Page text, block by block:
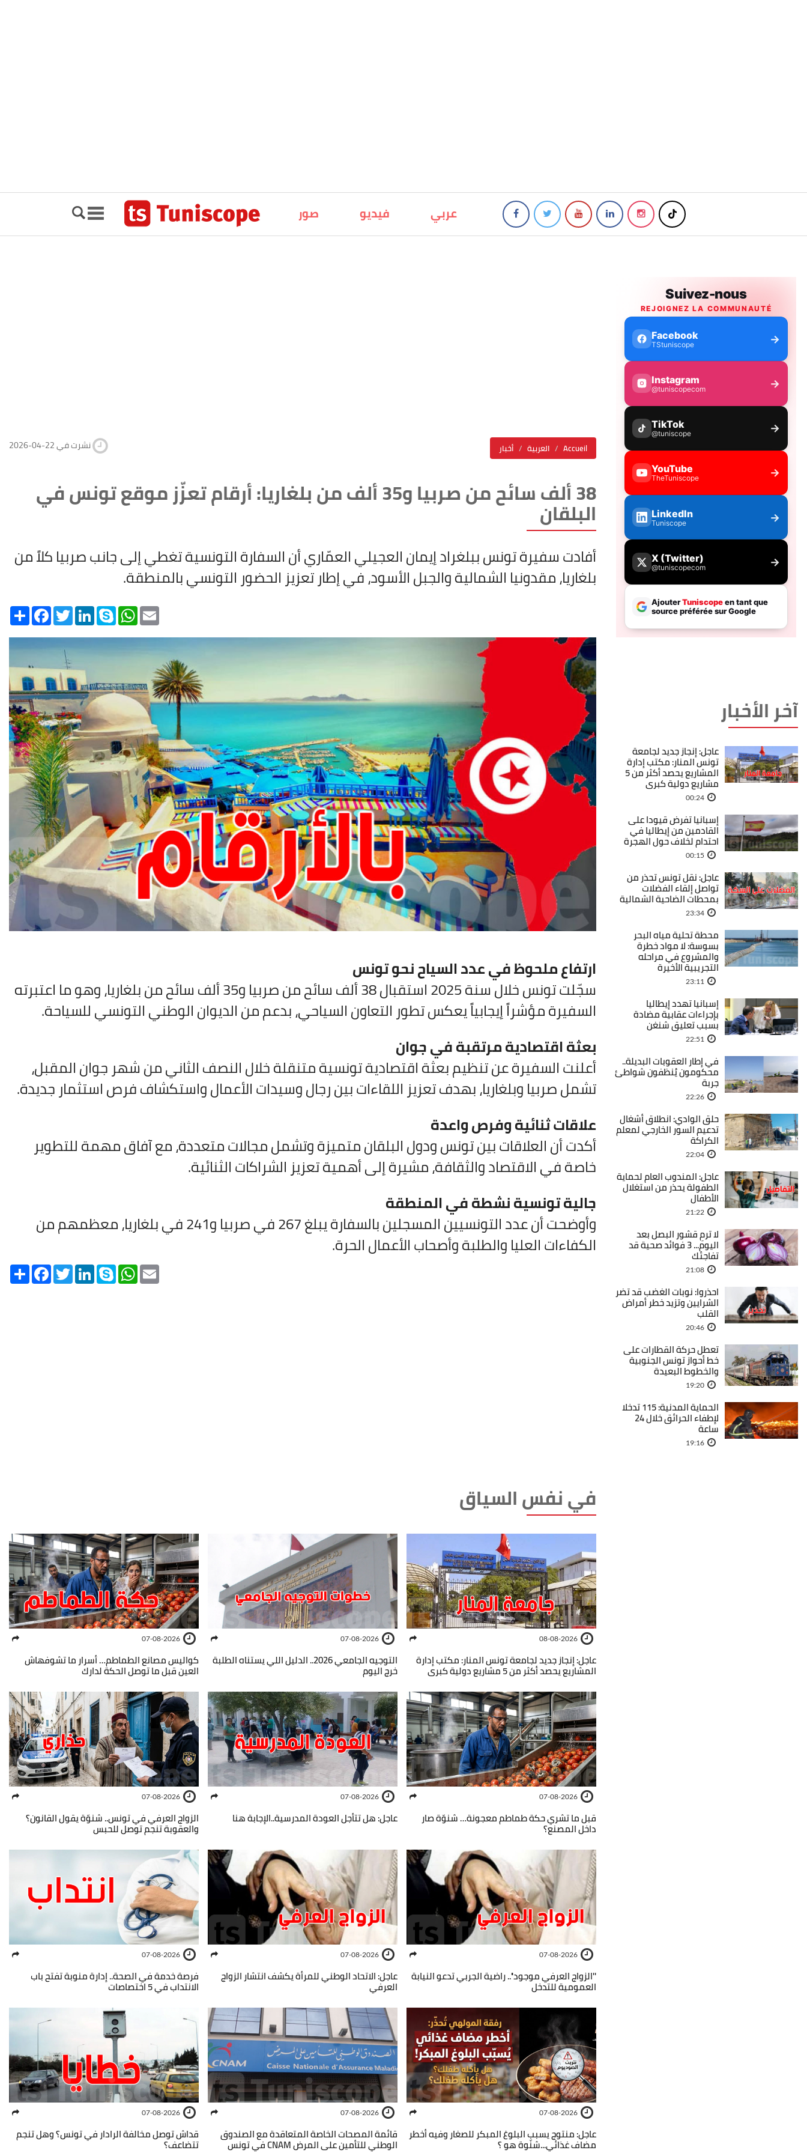
صور فيديو عربي
أخبار العربية Accueil 2026-04-22 نشرت في
38 ألف سائح من صربيا و35 ألف من بلغاريا: أرقام تعزّز موقع تونس في
البلقان
أفادت سفيرة تونس ببلغراد إيمان العجيلي العمّاري أن السفارة التونسية تغطي إلى جانب صربيا كلاً من
بلغاريا، مقدونيا الشمالية والجبل الأسود، في إطار تعزيز الحضور التونسي بالمنطقة.
Share
FacebookTwitterLinkedInSkype
WhatsAppEmail
ارتفاع ملحوظ في عدد السياح نحو تونس
سجّلت تونس خلال سنة 2025 استقبال 38 ألف سائح من صربيا و35 ألف سائح من بلغاريا، وهو ما اعتبرته
السفيرة مؤشراً إيجابياً يعكس تطور التعاون السياحي، بدعم من الديوان الوطني التونسي للسياحة.
بعثة اقتصادية مرتقبة في جوان
أعلنت السفيرة عن تنظيم بعثة اقتصادية تونسية متنقلة خلال النصف الثاني من شهر جوان المقبل،
تشمل صربيا وبلغاريا، بهدف تعزيز اللقاءات بين رجال وسيدات الأعمال واستكشاف فرص استثمار جديدة.
علاقات ثنائية وفرص واعدة
أكدت أن العلاقات بين تونس ودول البلقان متميزة وتشمل مجالات متعددة، مع آفاق مهمة للتطوير
خاصة في الاقتصاد والثقافة، مشيرة إلى أهمية تعزيز الشراكات الثنائية.
جالية تونسية نشطة في المنطقة
وأوضحت أن عدد التونسيين المسجلين بالسفارة يبلغ 267 في صربيا و241 في بلغاريا، معظمهم من
الكفاءات العليا والطلبة وأصحاب الأعمال الحرة.
Share FacebookTwitterLinkedInSkype WhatsApp
في نفس السياق
08-08-2026
عاجل: إنجاز جديد لجامعة تونس المنار: مكتب إدارة
المشاريع يحصد أكثر من 5 مشاريع دولية كبرى
07-08-2026
التوجيه الجامعي 2026.. الدليل اللي يستناه الطلبة
خرج اليوم
07-08-2026
كواليس مصانع الطماطم… أسرار ما تشوفهاش
العين قبل ما توصل الحكة لدارك
07-08-2026
قبل ما تشري حكة طماطم معجونة… شنوّة صار
داخل المصنع؟
07-08-2026
عاجل: هل تتأجل العودة المدرسية..الإجابة هنا
07-08-2026
الزواج العرفي في تونس.. شنوّة يقول القانون؟
والعقوبة تنجم توصل للحبس
07-08-2026
''الزواج العرفي موجود''.. راضية الجربي تدعو النيابة
العمومية للتدخل
07-08-2026
عاجل: الاتحاد الوطني للمرأة يكشف انتشار الزواج
العرفي
07-08-2026
فرصة خدمة في الصحة.. إدارة منوبة تفتح باب
الانتداب في 5 اختصاصات
07-08-2026
عاجل: منتوج يسبب البلوغ المبكر للصغار وفيه أخطر
مضاف غذائي...شنّوة هو ؟
07-08-2026
قائمة المصحات الخاصة المتعاقدة مع الصندوق
الوطني للتأمين على المرض CNAM في تونس
07-08-2026
قداش توصل مخالفة الرادار في تونس؟ وهل تنجم
تتضاعف؟
آخر الأخبار
عاجل: إنجاز جديد لجامعة
تونس المنار: مكتب إدارة
المشاريع يحصد أكثر من 5
مشاريع دولية كبرى
00:24
إسبانيا تفرض قيودا على
القادمين من إيطاليا في
احتدام لخلاف حول الهجرة
00:15
عاجل: نقل تونس تحذر من
تواصل إلقاء الفضلات
بمحطات الضاحية الشمالية
23:34
محطة تحلية مياه البحر
بسوسة: لا مواد خطرة
والمشروع في مراحله
التجريبية الأخيرة
23:11
إسبانيا تهدد إيطاليا
بإجراءات عقابية مضادة
بسبب تعليق شنغن
22:51
في إطار العقوبات البديلة..
محكومون يُنظفون شواطئ
جربة
22:26
حلق الوادي: انطلاق أشغال
تدعيم السور الخارجي لمعلم
الكراكة
22:04
عاجل: المندوب العام لحماية
الطفولة يحذر من استغلال
الأطفال
21:22
لا ترمِ قشور البصل بعد
اليوم... 3 فوائد صحية قد
تفاجئك
21:08
احذروا: نوبات الغضب قد تضر
الشرايين وتزيد خطر أمراض
القلب
20:46
تعطل حركة القطارات على
خط أحواز تونس الجنوبية
والخطوط البعيدة
19:20
الحماية المدنية: 115 تدخلا
لإطفاء الحرائق خلال 24
ساعة
19:16